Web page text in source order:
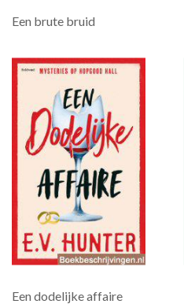
Een brute bruid
Een dodelijke affaire